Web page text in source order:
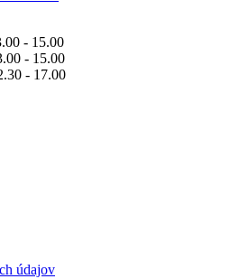
- 15.00
- 15.00
- 17.00
údajov